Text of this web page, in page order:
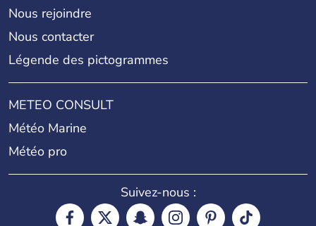
Nous rejoindre
Nous contacter
Légende des pictogrammes
METEO CONSULT
Météo Marine
Météo pro
Suivez-nous :